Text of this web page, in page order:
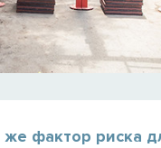
фактор риска